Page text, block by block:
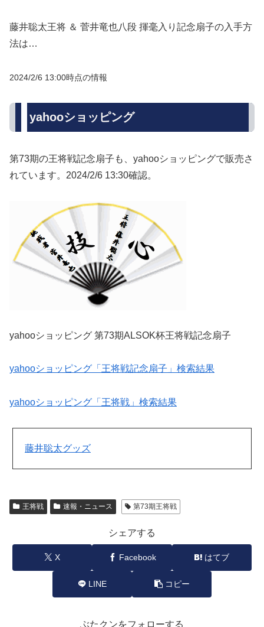
藤井聡太王将 ＆ 菅井竜也八段 揮毫入り記念扇子の入手方
法は…
2024/2/6 13:00時点の情報
yahooショッピング
第73期の王将戦記念扇子も、yahooショッピングで販売さ
れています。2024/2/6 13:30確認。
yahooショッピング 第73期ALSOK杯王将戦記念扇子
yahooショッピング「王将戦記念扇子」検索結果
yahooショッピング「王将戦」検索結果
藤井聡太グッズ
王将戦 速報・ニュース 第73期王将戦
シェアする
X Facebook はてブ
LINE コピー
ぶたクンをフォローする